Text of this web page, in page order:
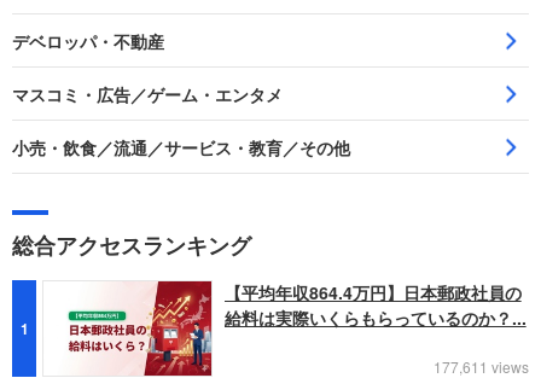
デベロッパ・不動産
マスコミ・広告／ゲーム・エンタメ
小売・飲食／流通／サービス・教育／その他
総合アクセスランキング
1
【平均年収864.4万円】日本郵政社員の
給料は実際いくらもらっているのか？...
177,611 views